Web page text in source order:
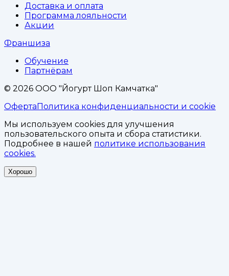
Доставка и оплата
Программа лояльности
Акции
Франшиза
Обучение
Партнёрам
© 2026 ООО "Йогурт Шоп Камчатка"
ОфертаПолитика конфиденциальности и cookie
Мы используем cookies для улучшения
пользовательского опыта и сбора статистики.
Подробнее в нашей политике использования
cookies.
Хорошо